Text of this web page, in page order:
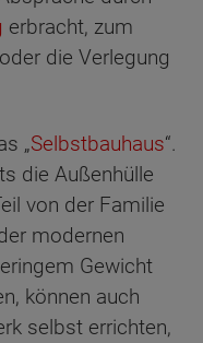
erbracht, zum
die Verlegung
„Selbstbauhaus“.
die Außenhülle
von der Familie
modernen
Gewicht
können auch
selbst errichten,